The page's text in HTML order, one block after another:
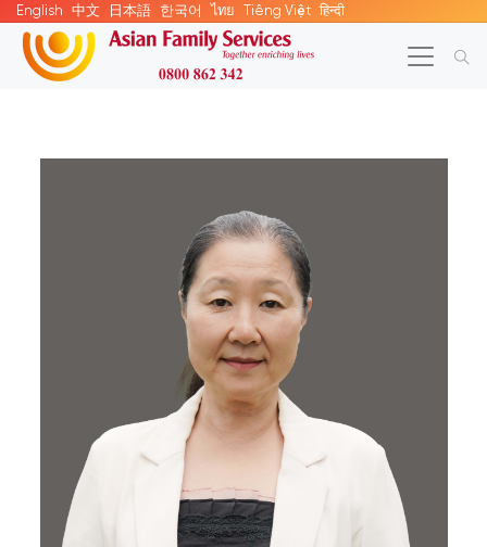
English 中文 日本語 한국어 ไทย Tiếng Việt हिन्दी